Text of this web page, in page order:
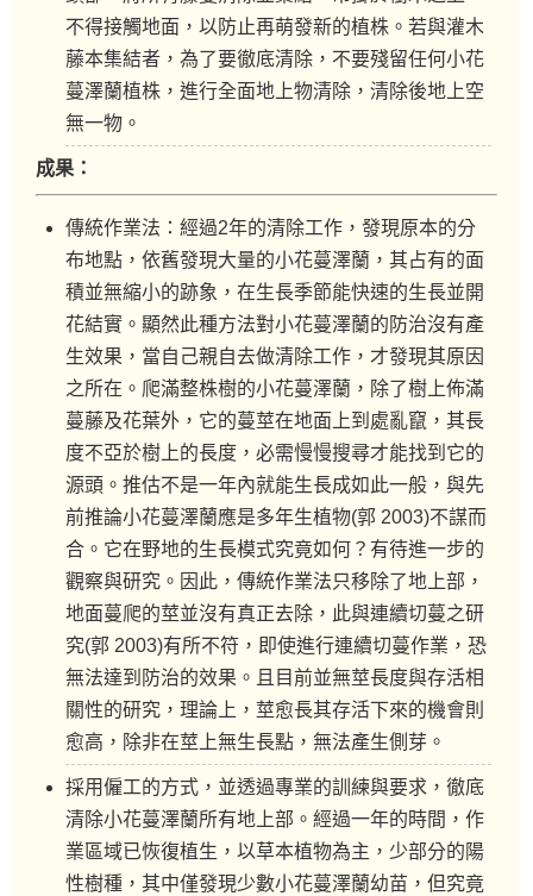
不得接觸地面，以防止再萌發新的植株。若與灌木
藤本集結者，為了要徹底清除，不要殘留任何小花
蔓澤蘭植株，進行全面地上物清除，清除後地上空
無一物。
成果：
傳統作業法：經過2年的清除工作，發現原本的分
布地點，依舊發現大量的小花蔓澤蘭，其占有的面
積並無縮小的跡象，在生長季節能快速的生長並開
花結實。顯然此種方法對小花蔓澤蘭的防治沒有產
生效果，當自己親自去做清除工作，才發現其原因
之所在。爬滿整株樹的小花蔓澤蘭，除了樹上佈滿
蔓藤及花葉外，它的蔓莖在地面上到處亂竄，其長
度不亞於樹上的長度，必需慢慢搜尋才能找到它的
源頭。推估不是一年內就能生長成如此一般，與先
前推論小花蔓澤蘭應是多年生植物(郭 2003)不謀而
合。它在野地的生長模式究竟如何？有待進一步的
觀察與研究。因此，傳統作業法只移除了地上部，
地面蔓爬的莖並沒有真正去除，此與連續切蔓之研
究(郭 2003)有所不符，即使進行連續切蔓作業，恐
無法達到防治的效果。且目前並無莖長度與存活相
關性的研究，理論上，莖愈長其存活下來的機會則
愈高，除非在莖上無生長點，無法產生側芽。
採用僱工的方式，並透過專業的訓練與要求，徹底
清除小花蔓澤蘭所有地上部。經過一年的時間，作
業區域已恢復植生，以草本植物為主，少部分的陽
性樹種，其中僅發現少數小花蔓澤蘭幼苗，但究竟